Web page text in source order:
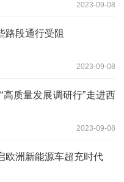
2023-09-08
路段通行受阻
2023-09-08
质量发展调研行”走进西
2023-09-08
欧洲新能源车超充时代